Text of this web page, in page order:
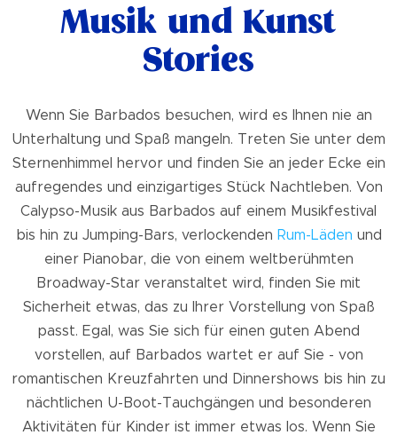
Musik und Kunst
Stories
Wenn Sie Barbados besuchen, wird es Ihnen nie an
Unterhaltung und Spaß mangeln. Treten Sie unter dem
Sternenhimmel hervor und finden Sie an jeder Ecke ein
aufregendes und einzigartiges Stück Nachtleben. Von
Calypso-Musik aus Barbados auf einem Musikfestival
bis hin zu Jumping-Bars, verlockenden Rum-Läden und
einer Pianobar, die von einem weltberühmten
Broadway-Star veranstaltet wird, finden Sie mit
Sicherheit etwas, das zu Ihrer Vorstellung von Spaß
passt. Egal, was Sie sich für einen guten Abend
vorstellen, auf Barbados wartet er auf Sie - von
romantischen Kreuzfahrten und Dinnershows bis hin zu
nächtlichen U-Boot-Tauchgängen und besonderen
Aktivitäten für Kinder ist immer etwas los. Wenn Sie